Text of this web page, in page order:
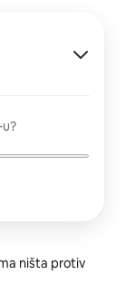
ništa protiv